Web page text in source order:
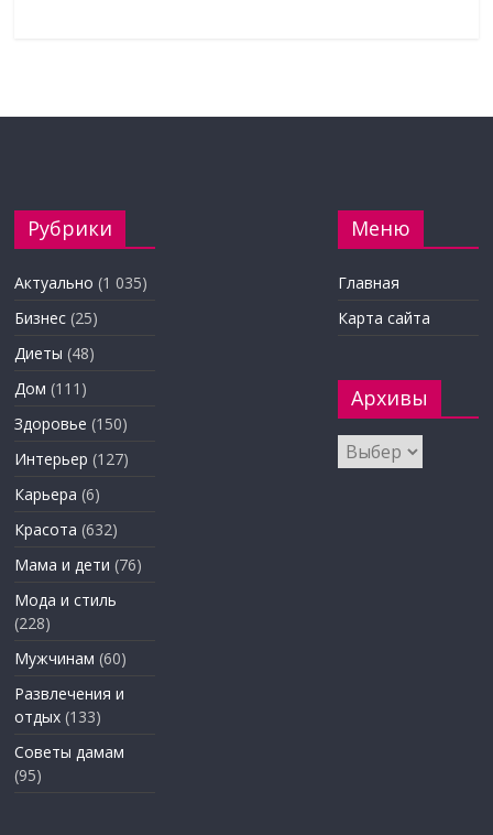
Рубрики
Актуально (1 035)
Бизнес (25)
Диеты (48)
Дом (111)
Здоровье (150)
Интерьер (127)
Карьера (6)
Красота (632)
Мама и дети (76)
Мода и стиль
(228)
Мужчинам (60)
Развлечения и
отдых (133)
Советы дамам
(95)
Меню
Главная
Карта сайта
Архивы
Архивы